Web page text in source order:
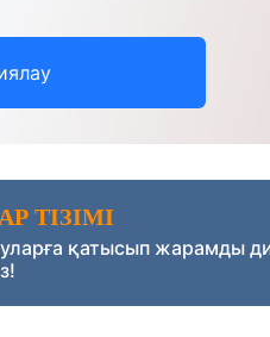
ТІЗІМІ
қатысып жарамды